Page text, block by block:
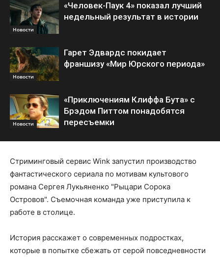
Новости
«Человек-Паук 4» показал лучший
недельный результат в истории
Новости
Гарет Эдвардс покидает
франшизу «Мир Юрского периода»
Новости
«Приключениям Клиффа Бута» с
Брэдом Питтом понадобятся
пересъемки
Стриминговый сервис Wink запустил производство
фантастического сериала по мотивам культового
романа Сергея Лукьяненко "Рыцари Сорока
Островов". Съемочная команда уже приступила к
работе в столице.
История расскажет о современных подростках,
которые в попытке сбежать от серой повседневности